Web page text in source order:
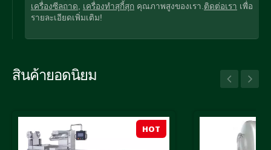
เครื่องซีลถาด
เครื่องทำสุกี้สุก คุณภาพสูงของเรา. ติดต่อเรา เพื่อ
รายละเอียดเพิ่มเติม!
สินค้ายอดนิยม
HOT